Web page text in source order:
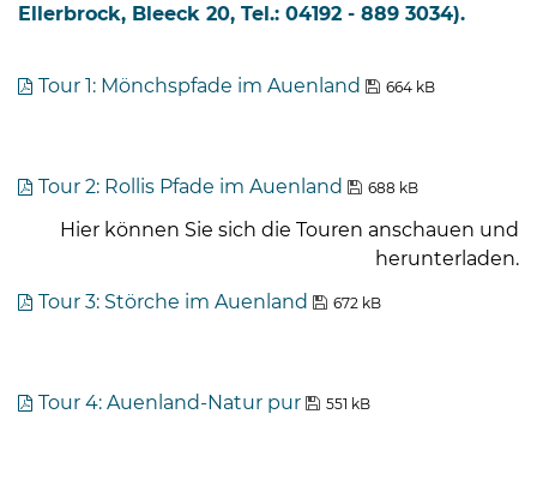
Ellerbrock, Bleeck 20, Tel.: 04192 - 889 3034).
Tour 1: Mönchspfade im Auenland 664 kB
Tour 2: Rollis Pfade im Auenland 688 kB
Hier können Sie sich die Touren anschauen und
herunterladen.
Tour 3: Störche im Auenland
672 kB
Tour 4: Auenland-Natur pur 551 kB